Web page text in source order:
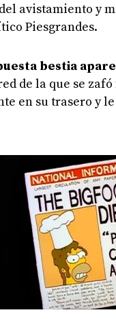
avistamiento y
Piesgrandes.
bestia
de la que se
en su trasero y